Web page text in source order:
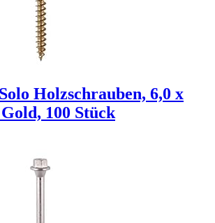
Holzschrauben, 6,0 x
100 Stück